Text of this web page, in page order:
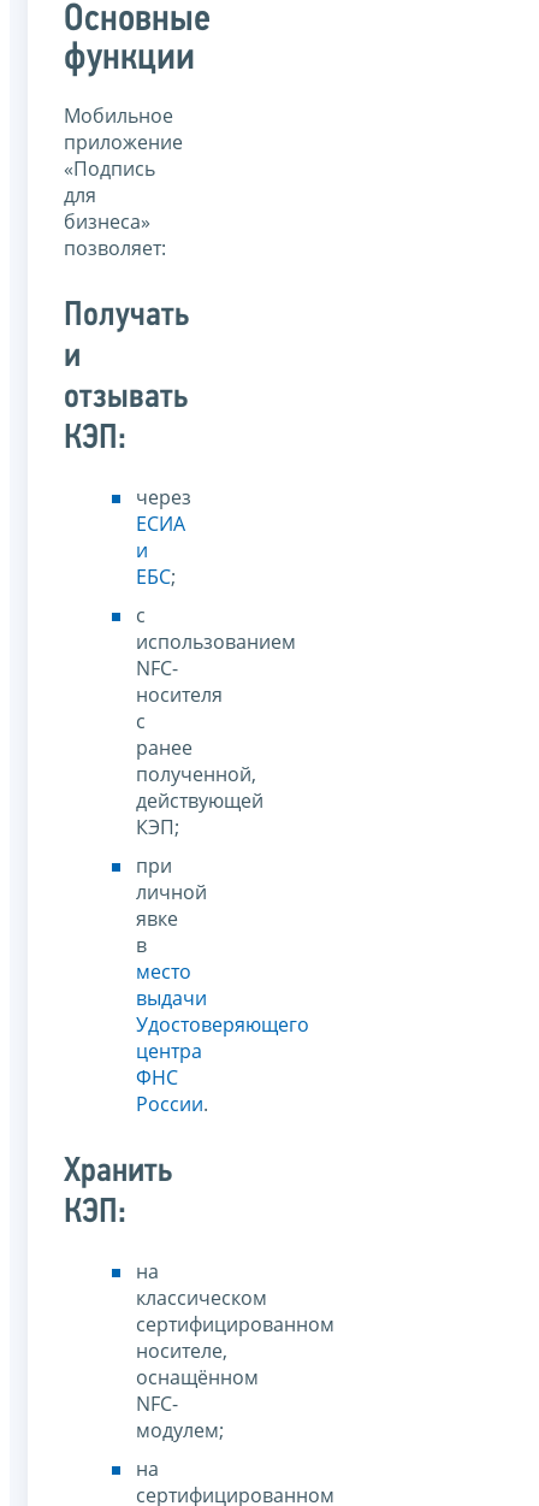
Основные
функции
Мобильное
приложение
«Подпись
для
бизнеса»
позволяет:
Получать
и
отзывать
КЭП:
через
ЕСИА
и
ЕБС;
с
использованием
NFC-
носителя
с
ранее
полученной,
действующей
КЭП;
при
личной
явке
в
место
выдачи
Удостоверяющего
центра
ФНС
России.
Хранить
КЭП:
на
классическом
сертифицированном
носителе,
оснащённом
NFC-
модулем;
на
сертифицированном